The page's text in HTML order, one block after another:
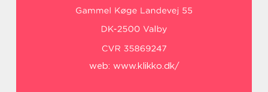
web: www.klikko.dk/